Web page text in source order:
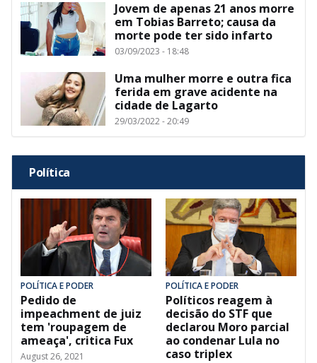
Jovem de apenas 21 anos morre
em Tobias Barreto; causa da
morte pode ter sido infarto
03/09/2023 - 18:48
Uma mulher morre e outra fica
ferida em grave acidente na
cidade de Lagarto
29/03/2022 - 20:49
Política
POLÍTICA E PODER
Pedido de
impeachment de juiz
tem 'roupagem de
ameaça', critica Fux
August 26, 2021
POLÍTICA E PODER
Políticos reagem à
decisão do STF que
declarou Moro parcial
ao condenar Lula no
caso triplex